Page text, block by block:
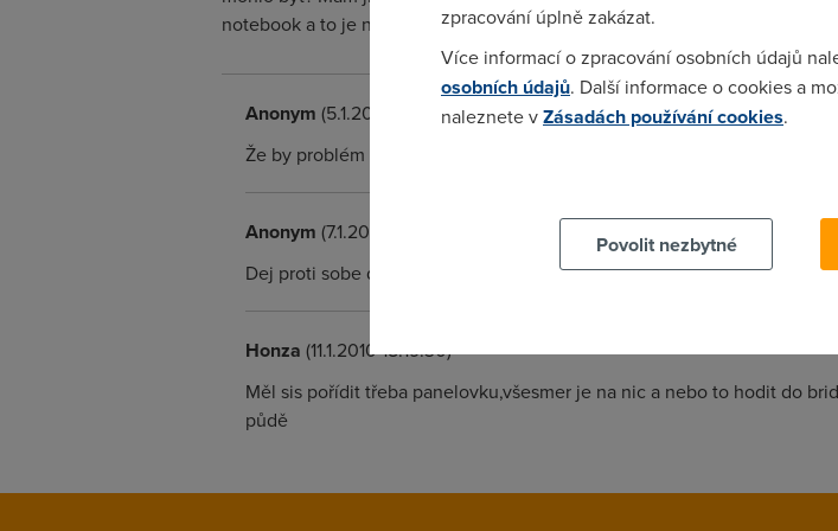
notebook a to je nastaven na 100% výkonu.
Anonym (5.1.2010 22:39:18)
Že by problém se směrováním antény :-) (doporučil bych zamyslet se
Anonym (7.1.2010 18:53:19)
Dej proti sobe dve ap a dve smerovky hod to jako bridge a mas po
Honza (11.1.2010 18:19:30)
Měl sis pořídit třeba panelovku,všesmer je na nic a nebo to hodit do
půdě
zpracování úplně zakázat.
Více informací o zpracování osobních údajů
osobních údajů. Další informace o cookies a
naleznete vZásadách používání cookies.
Povolit nezbytné